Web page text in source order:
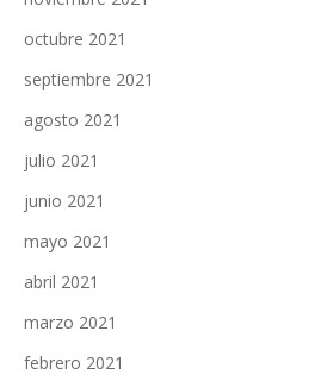
octubre 2021
septiembre 2021
agosto 2021
julio 2021
junio 2021
mayo 2021
abril 2021
marzo 2021
febrero 2021